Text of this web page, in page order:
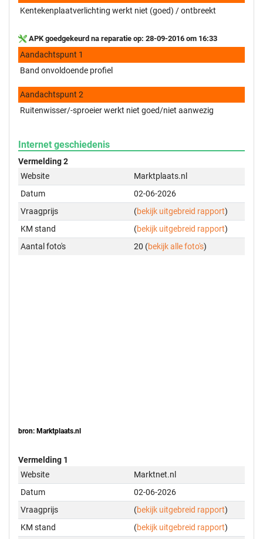
Kentekenplaatverlichting werkt niet (goed) / ontbreekt
APK goedgekeurd na reparatie op: 28-09-2016 om 16:33
Aandachtspunt 1
Band onvoldoende profiel
Aandachtspunt 2
Ruitenwisser/-sproeier werkt niet goed/niet aanwezig
Internet geschiedenis
Vermelding 2
Website
Marktplaats.nl
Datum
02-06-2026
Vraagprijs
(bekijk uitgebreid rapport)
KM stand
(bekijk uitgebreid rapport)
Aantal foto's
20 (bekijk alle foto's)
bron: Marktplaats.nl
Vermelding 1
Website
Marktnet.nl
Datum
02-06-2026
Vraagprijs
(bekijk uitgebreid rapport)
KM stand
(bekijk uitgebreid rapport)